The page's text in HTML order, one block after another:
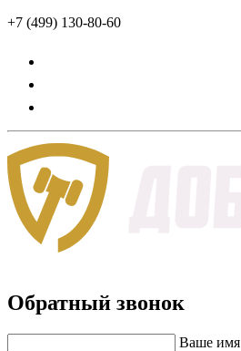
+7 (499) 130-80-60
Обратный звонок
Ваше имя